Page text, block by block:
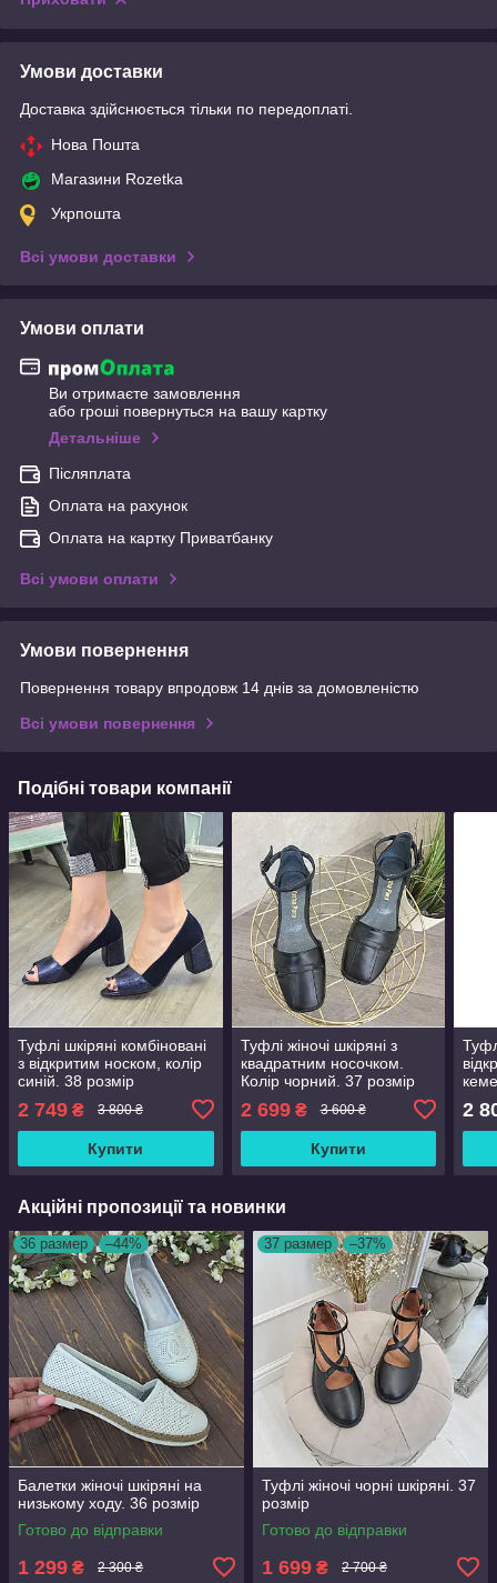
Умови доставки
Доставка здійснюється тільки по передоплаті.
Нова Пошта
Магазини Rozetka
Укрпошта
Всі умови доставки
Умови оплати
Ви отримаєте замовлення
або гроші повернуться на вашу картку
Детальніше
Післяплата
Оплата на рахунок
Оплата на картку Приватбанку
Всі умови оплати
Умови повернення
Повернення товару впродовж 14 днів за домовленістю
Всі умови повернення
Подібні товари компанії
Туфлі шкіряні комбіновані
з відкритим носком, колір
синій. 38 розмір
2 749 ₴ 3 800 ₴
Купити
Туфлі жіночі шкіряні з
квадратним носочком.
Колір чорний. 37 розмір
2 699₴ 3 600 ₴
Купити
2
Акційні пропозиції та новинки
36 размер –44%
Балетки жіночі шкіряні на
низькому ходу. 36 розмір
Готово до відправки
1 299 ₴ 2 300 ₴
37 размер –37%
Туфлі жіночі чорні шкіряні. 37
розмір
Готово до відправки
1 699 ₴ 2 700 ₴